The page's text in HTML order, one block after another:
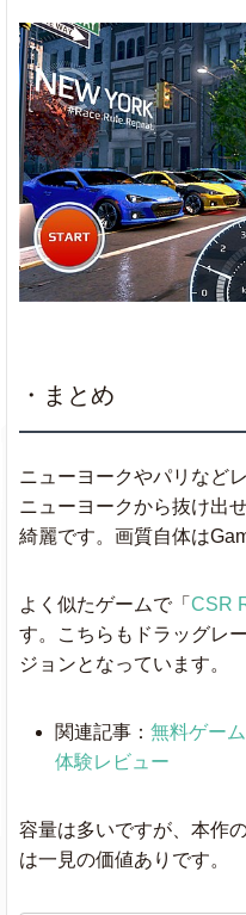
・まとめ
ニューヨークやパリなど
ニューヨークから抜け出
綺麗です。画質自体は
よく似たゲームで「 CSR
す。こちらもドラッグレ
ジョンとなっています。
関連記事： 無料ゲー
体験レビュー
容量は多いですが、本作
は一見の価値ありです。